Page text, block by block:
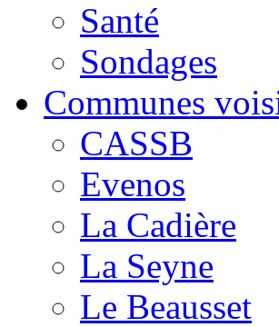
Santé
Sondages
Communes
CASSB
Evenos
La Cadière
La Seyne
Le Beausset